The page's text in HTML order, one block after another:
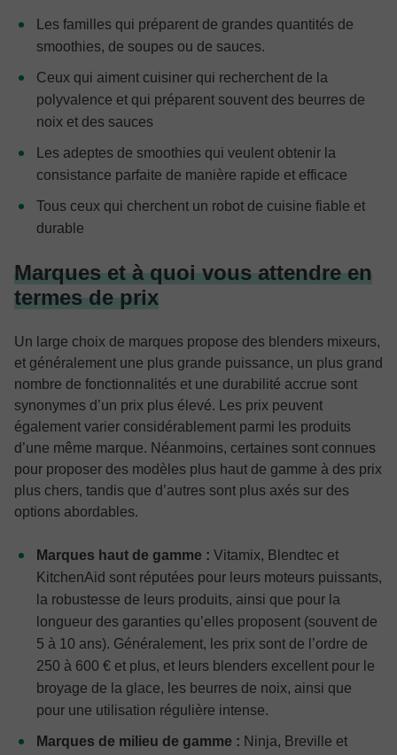
Les familles qui préparent de grandes quantités de
smoothies, de soupes ou de sauces.
Ceux qui aiment cuisiner qui recherchent de la
polyvalence et qui préparent souvent des beurres de
noix et des sauces
Les adeptes de smoothies qui veulent obtenir la
consistance parfaite de manière rapide et efficace
Tous ceux qui cherchent un robot de cuisine fiable et
durable
Marques et à quoi vous attendre en
termes de prix
Un large choix de marques propose des blenders mixeurs,
et généralement une plus grande puissance, un plus grand
nombre de fonctionnalités et une durabilité accrue sont
synonymes d’un prix plus élevé. Les prix peuvent
également varier considérablement parmi les produits
d’une même marque. Néanmoins, certaines sont connues
pour proposer des modèles plus haut de gamme à des prix
plus chers, tandis que d’autres sont plus axés sur des
options abordables.
Marques haut de gamme : Vitamix, Blendtec et
KitchenAid sont réputées pour leurs moteurs puissants,
la robustesse de leurs produits, ainsi que pour la
longueur des garanties qu’elles proposent (souvent de
5 à 10 ans). Généralement, les prix sont de l’ordre de
250 à 600 € et plus, et leurs blenders excellent pour le
broyage de la glace, les beurres de noix, ainsi que
pour une utilisation régulière intense.
Marques de milieu de gamme : Ninja, Breville et